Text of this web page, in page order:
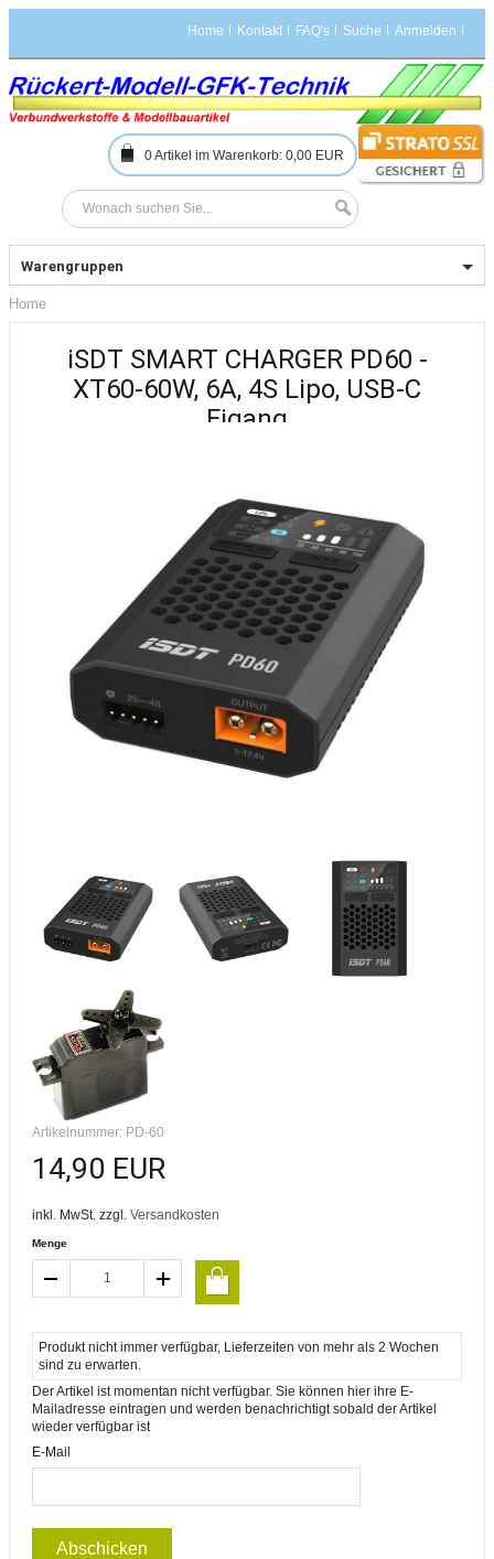
Home Kontakt FAQ's Suche Anmelden
0Artikel im Warenkorb: 0,00 EUR
Warengruppen
Home
iSDT SMART CHARGER PD60 -
XT60-60W, 6A, 4S Lipo, USB-C
Eigang
Artikelnummer: PD-60
14,90 EUR
inkl. MwSt. zzgl. Versandkosten
Menge
Produkt nicht immer verfügbar, Lieferzeiten von mehr als 2 Wochen
sind zu erwarten.
Der Artikel ist momentan nicht verfügbar. Sie können hier ihre E-
Mailadresse eintragen und werden benachrichtigt sobald der Artikel
wieder verfügbar ist
E-Mail
Abschicken